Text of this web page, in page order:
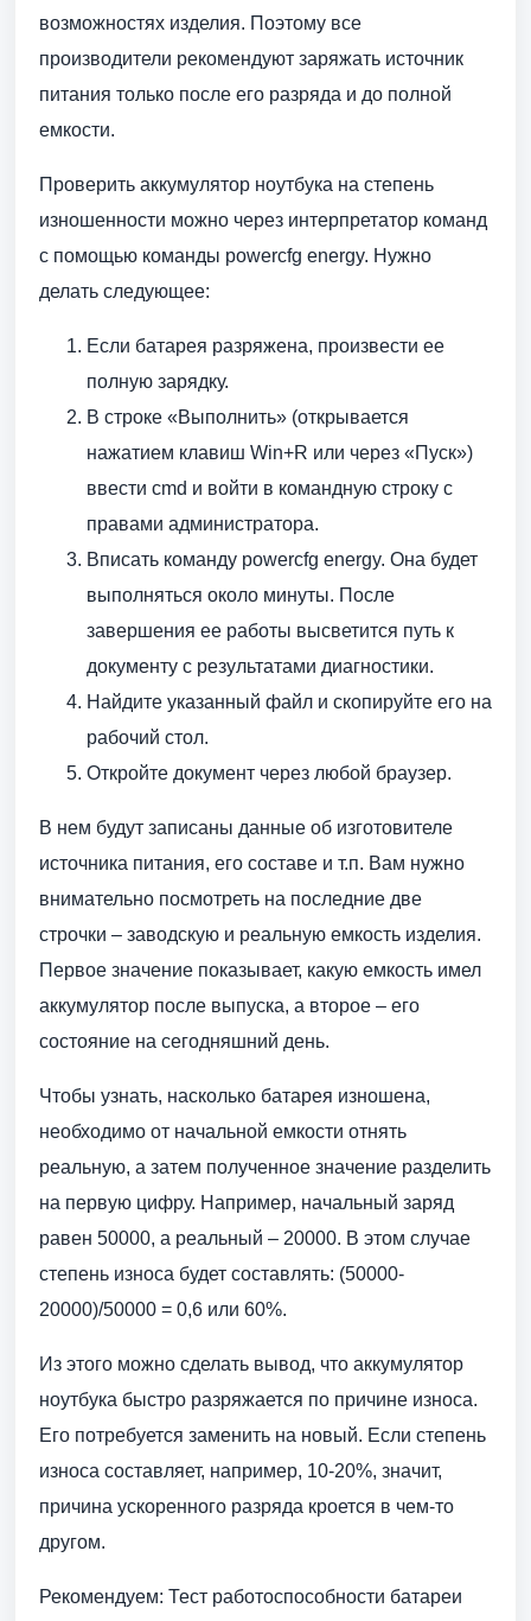
возможностях изделия. Поэтому все
производители рекомендуют заряжать источник
питания только после его разряда и до полной
емкости.
Проверить аккумулятор ноутбука на степень
изношенности можно через интерпретатор команд
с помощью команды powercfg energy. Нужно
делать следующее:
Если батарея разряжена, произвести ее
полную зарядку.
В строке «Выполнить» (открывается
нажатием клавиш Win+R или через «Пуск»)
ввести cmd и войти в командную строку с
правами администратора.
Вписать команду powercfg energy. Она будет
выполняться около минуты. После
завершения ее работы высветится путь к
документу с результатами диагностики.
Найдите указанный файл и скопируйте его на
рабочий стол.
Откройте документ через любой браузер.
В нем будут записаны данные об изготовителе
источника питания, его составе и т.п. Вам нужно
внимательно посмотреть на последние две
строчки – заводскую и реальную емкость изделия.
Первое значение показывает, какую емкость имел
аккумулятор после выпуска, а второе – его
состояние на сегодняшний день.
Чтобы узнать, насколько батарея изношена,
необходимо от начальной емкости отнять
реальную, а затем полученное значение разделить
на первую цифру. Например, начальный заряд
равен 50000, а реальный – 20000. В этом случае
степень износа будет составлять: (50000-
20000)/50000 = 0,6 или 60%.
Из этого можно сделать вывод, что аккумулятор
ноутбука быстро разряжается по причине износа.
Его потребуется заменить на новый. Если степень
износа составляет, например, 10-20%, значит,
причина ускоренного разряда кроется в чем-то
другом.
Рекомендуем: Тест работоспособности батареи